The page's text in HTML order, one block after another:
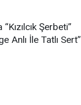
Şerbeti”
Anlı İle Tatlı Sert”